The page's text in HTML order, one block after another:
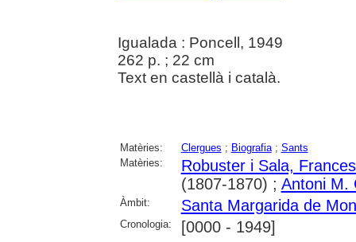
Igualada : Poncell, 1949
262 p. ; 22 cm
Text en castellà i català.
Matèries: Clergues ; Biografia; Sants
Matèries:
Robuster i Sala,
(1807-1870) ; Antoni M.
Àmbit: Santa Margarida de
Cronologia: [0000 - 1949]